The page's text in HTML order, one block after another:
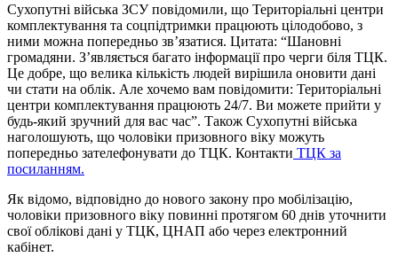
Сухопутні війська ЗСУ повідомили, що Територіальні центри
комплектування та соцпідтримки працюють цілодобово, з
ними можна попередньо зв’язатися. Цитата: “Шановні
громадяни. З’являється багато інформації про черги біля ТЦК.
Це добре, що велика кількість людей вирішила оновити дані
чи стати на облік. Але хочемо вам повідомити: Територіальні
центри комплектування працюють 24/7. Ви можете прийти у
будь-який зручний для вас час”. Також Сухопутні війська
наголошують, що чоловіки призовного віку можуть
попередньо зателефонувати до ТЦК. Контакти ТЦК за
посиланням.
Як відомо, відповідно до нового закону про мобілізацію,
чоловіки призовного віку повинні протягом 60 днів уточнити
свої облікові дані у ТЦК, ЦНАП або через електронний
кабінет.